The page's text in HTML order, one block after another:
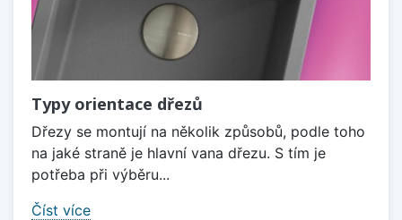
Typy orientace dřezů
Dřezy se montují na několik způsobů, podle toho
na jaké straně je hlavní vana dřezu. S tím je
potřeba při výběru...
Číst více